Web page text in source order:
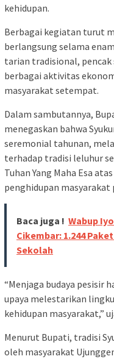
kehidupan.
Berbagai kegiatan turut
berlangsung selama
tarian tradisional,
berbagai aktivitas
masyarakat setempat.
Dalam sambutannya,
menegaskan bahwa
seremonial tahunan,
terhadap tradisi leluhur
Tuhan Yang Maha Esa
penghidupan masyarakat
Baca juga ! Wabup
Cikembar: 1.244
Sekolah
“Menjaga budaya pesisir
upaya melestarikan
kehidupan masyarakat,”
Menurut Bupati, tradisi
oleh masyarakat